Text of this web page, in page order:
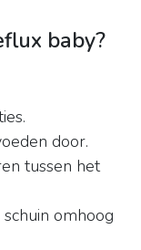
baby?
door.
tussen het
omhoog